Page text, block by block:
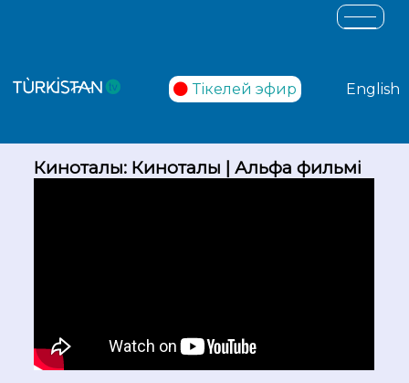
Тікелей эфир English
Киноталқы: Киноталқы | Альфа фильмі